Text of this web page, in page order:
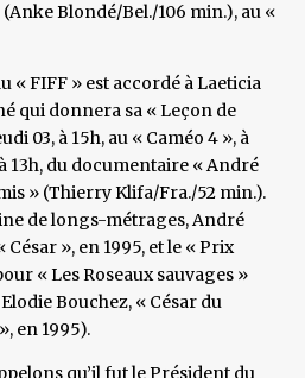
Blondé/Bel./106 min.), au «
« FIFF » est accordé à Laeticia
qui donnera sa « Leçon de
03, à 15h, au « Caméo 4 », à
13h, du documentaire « André
» (Thierry Klifa/Fra./52 min.).
de longs-métrages, André
», en 1995, et le « Prix
« Les Roseaux sauvages »
Bouchez, « César du
en 1995).
qu’il fut le Président du